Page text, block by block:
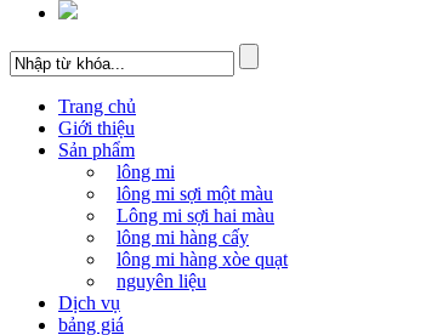
Trang chủ
Giới thiệu
Sản phẩm
lông mi
lông mi sợi một màu
Lông mi sợi hai màu
lông mi hàng cấy
lông mi hàng xòe quạt
nguyên liệu
Dịch vụ
bảng giá